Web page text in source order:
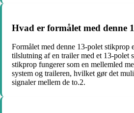
Hvad er formålet med denne
Formålet med denne 13-polet stikprop
tilslutning af en trailer med et 13-polet
stikprop fungerer som en mellemled
system og traileren, hvilket gør det
signaler mellem de to.2.